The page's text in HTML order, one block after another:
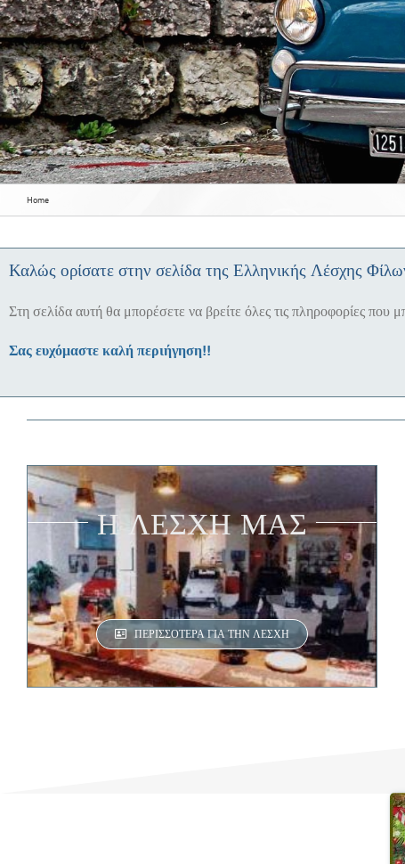
Home
Καλώς ορίσατε στην σελίδα της Ελληνικής Λέσχης
Στη σελίδα αυτή θα μπορέσετε να βρείτε όλες τις πληροφορίες που
Σας ευχόμαστε καλή περιήγηση!!
Η ΛΕΣΧΗ ΜΑΣ
ΠΕΡΙΣΣΌΤΕΡΑ ΓΙΑ ΤΗΝ ΛΈΣΧΗ